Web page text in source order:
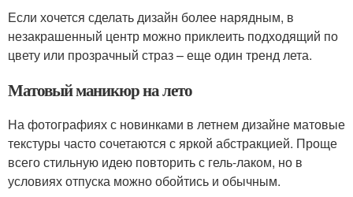
Если хочется сделать дизайн более нарядным, в
незакрашенный центр можно приклеить подходящий по
цвету или прозрачный страз – еще один тренд лета.
Матовый маникюр на лето
На фотографиях с новинками в летнем дизайне матовые
текстуры часто сочетаются с яркой абстракцией. Проще
всего стильную идею повторить с гель-лаком, но в
условиях отпуска можно обойтись и обычным.